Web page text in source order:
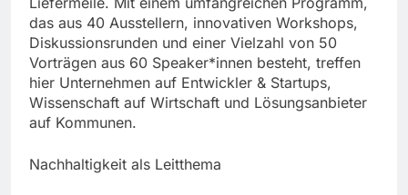
das aus 40 Ausstellern, innovativen Workshops,
Diskussionsrunden und einer Vielzahl von 50
Vorträgen aus 60 Speaker*innen besteht, treffen
hier Unternehmen auf Entwickler & Startups,
Wissenschaft auf Wirtschaft und Lösungsanbieter
auf Kommunen.
Nachhaltigkeit als Leitthema